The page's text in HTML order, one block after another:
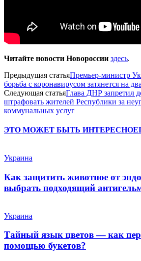
Читайте новости Новороссии здесь.
Предыдущая статьяПремьер-министр
борьба с коронавирусом затянется на
Следующая статьяГлава ДНР запретил
штрафовать жителей Республики за
коммунальных услуг
ЭТО МОЖЕТ БЫТЬ ИНТЕРЕСНО
Украина
Как защитить животное от
выбрать подходящий
Украина
Тайный язык цветов — как
помощью букетов?